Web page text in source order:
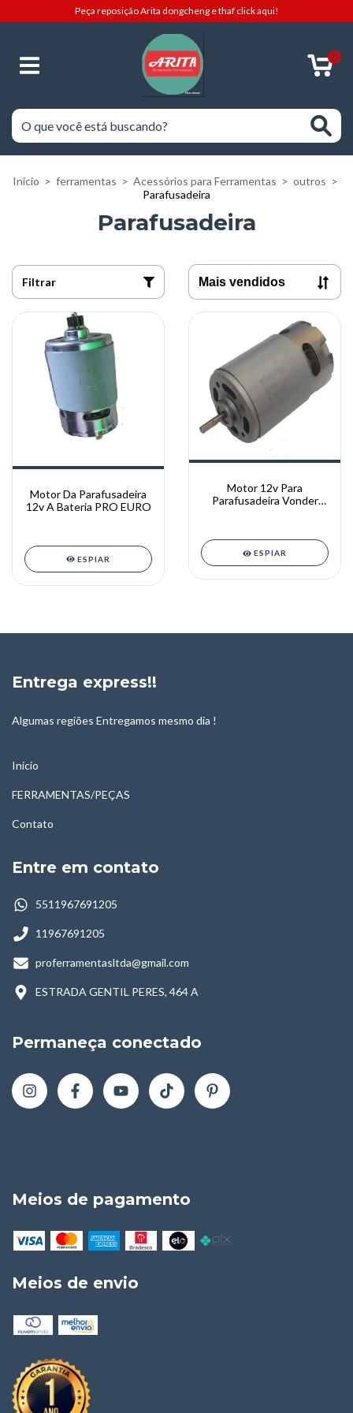
Peça reposição Arita dongcheng e thaf click aqui!
0
Início > ferramentas > Acessórios para Ferramentas > outros >
Parafusadeira
Parafusadeira
Filtrar
Motor Da Parafusadeira
12v A Bateria PRO EURO
ESPIAR
Motor 12v Para
Parafusadeira Vonder
ESPIAR
Entrega express!!
Algumas regiões Entregamos mesmo dia !
Início
FERRAMENTAS/PEÇAS
Contato
Entre em contato
5511967691205
11967691205
proferramentasltda@gmail.com
ESTRADA GENTIL PERES, 464 A
Permaneça conectado
Meios de pagamento
Meios de envio